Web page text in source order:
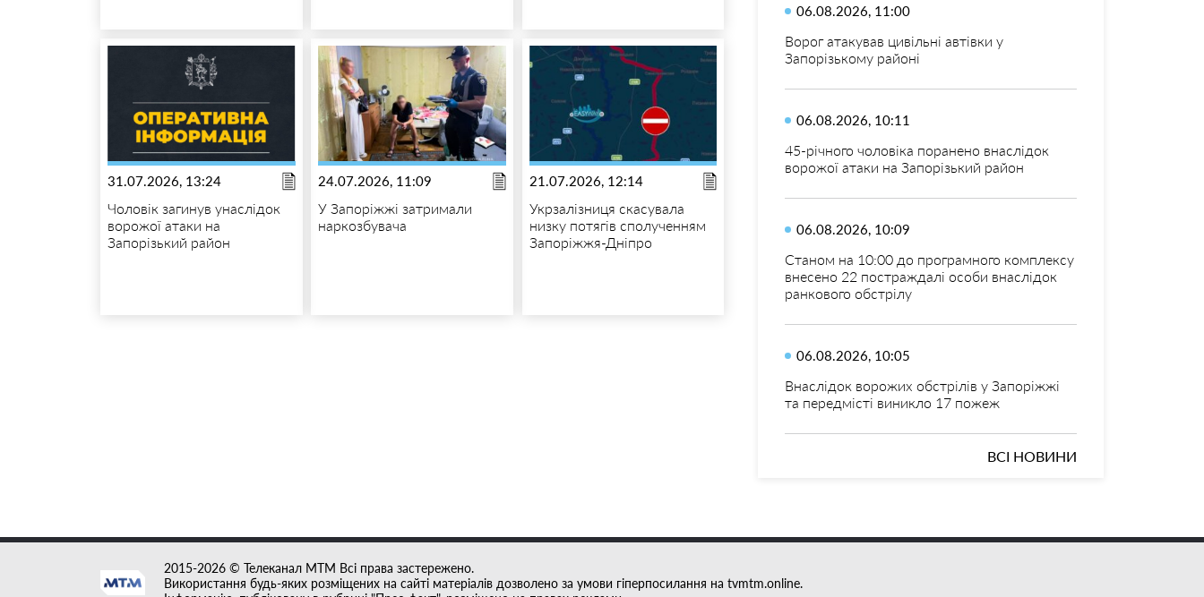
31.07.2026, 13:24
Чоловік загинув унаслідок
ворожої атаки на
Запорізький район
24.07.2026, 11:09
У Запоріжжі затримали
наркозбувача
21.07.2026, 12:14
Укрзалізниця скасувала
низку потягів сполученням
Запоріжжя-Дніпро
06.08.2026, 11:00
Ворог атакував цивільні автівки у
Запорізькому районі
06.08.2026, 10:11
45-річного чоловіка поранено внаслідок
ворожої атаки на Запорізький район
06.08.2026, 10:09
Станом на 10:00 до програмного комплексу
внесено 22 постраждалі особи внаслідок
ранкового обстрілу
06.08.2026, 10:05
Внаслідок ворожих обстрілів у Запоріжжі
та передмісті виникло 17 пожеж
ВСІ НОВИНИ
2015-2026 © Телеканал MTM Всі права застережено.
Використання будь-яких розміщених на сайті матеріалів дозволено за умови гіперпосилання на tvmtm.online.